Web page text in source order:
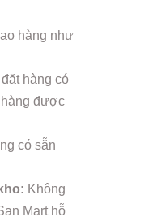
hàng như
hàng có
hàng được
có sẵn
Không
Mart hỗ